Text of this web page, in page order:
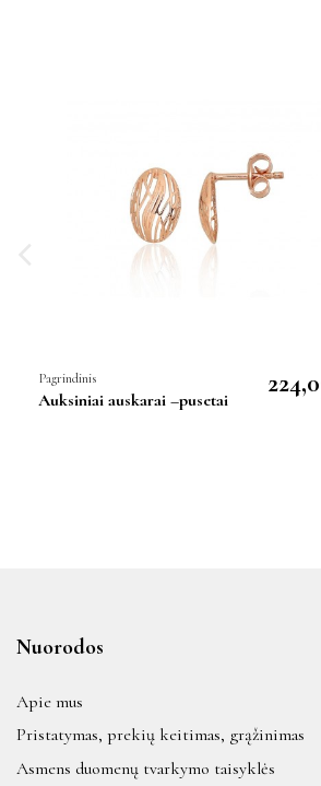
Pagrindinis
Auksiniai auskarai –pusetai
Nuorodos
Apie mus
Pristatymas, prekių keitimas, grąžinimas
Asmens duomenų tvarkymo taisyklės